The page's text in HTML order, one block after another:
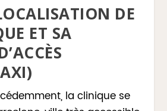
DE
ET SA
la clinique se